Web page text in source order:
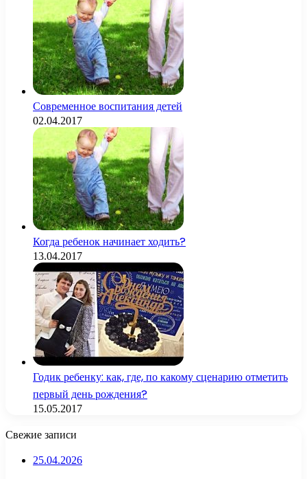
Современное воспитания детей
02.04.2017
Когда ребенок начинает ходить?
13.04.2017
Годик ребенку: как, где, по какому сценарию отметить
первый день рождения?
15.05.2017
Свежие записи
25.04.2026